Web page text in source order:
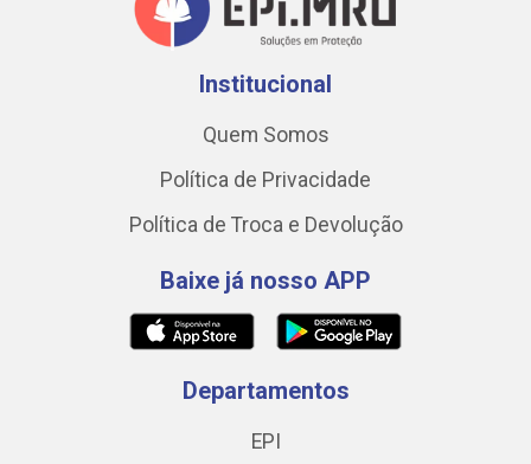
Institucional
Quem Somos
Política de Privacidade
Política de Troca e Devolução
Baixe já nosso APP
Departamentos
EPI